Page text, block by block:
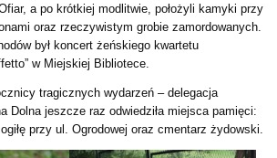
a po krótkiej modlitwie, położyli kamyki przy
oraz rzeczywistym grobie zamordowanych.
był koncert żeńskiego kwartetu
w Miejskiej Bibliotece.
tragicznych wydarzeń – delegacja
Dolna jeszcze raz odwiedziła miejsca pamięci:
przy ul. Ogrodowej oraz cmentarz żydowski.